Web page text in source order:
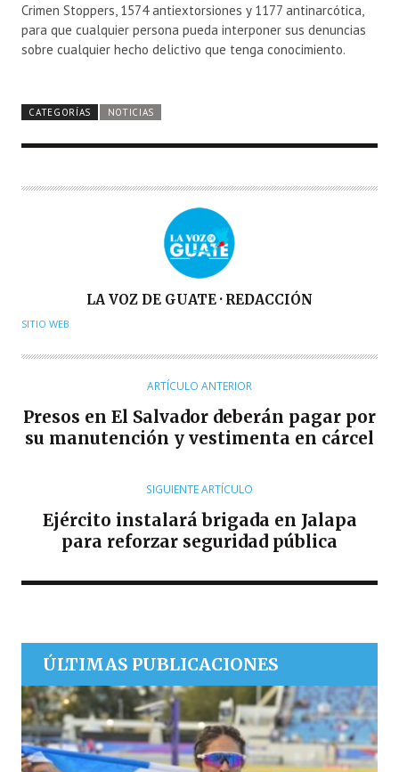
Crimen Stoppers, 1574 antiextorsiones y 1177 antinarcótica,
para que cualquier persona pueda interponer sus denuncias
sobre cualquier hecho delictivo que tenga conocimiento.
CATEGORÍAS NOTICIAS
U
O
LA VOZ DE GUATE · REDACCIÓN
SITIO WEB
ARTÍCULO ANTERIOR
Presos en El Salvador deberán pagar por
su manutención y vestimenta en cárcel
SIGUIENTE ARTÍCULO
Ejército instalará brigada en Jalapa
para reforzar seguridad pública
ÚLTIMAS PUBLICACIONES